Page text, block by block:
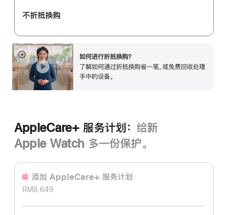
划：
不折抵换购
如何进行折抵换购？
了解如何通过折抵换购省一笔，或免费回收处理
手中的设备。
展
开
AppleCare+ 服务计划： 给新
Apple Watch 多一份保护。
添加 AppleCare+ 服务计‍划
RMB 649